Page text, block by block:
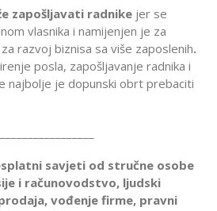
zapošljavati radnike jer se
vlasnika i namijenjen je za
razvoj biznisa sa više zaposlenih.
posla, zapošljavanje radnika i
najbolje je dopunski obrt prebaciti
savjeti od stručne osobe
i računovodstvo, ljudski
vođenje firme, pravni